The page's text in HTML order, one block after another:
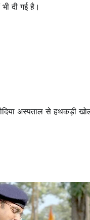
दी गई है।
अस्पताल से हथकड़ी